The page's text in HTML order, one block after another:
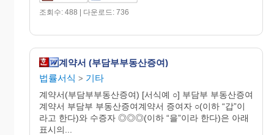
조회수: 488 | 다운로드: 736
계약서 (부담부부동산증여)
법률서식 > 기타
계약서(부담부부동산증여) [서식예 ○] 부담부 부동산증여
계약서 부담부 부동산증여계약서 증여자 ○(이하 “갑”이
라고 한다)와 수증자 ◎◎◎(이하 “을”이라 한다)은 아래
표시의...